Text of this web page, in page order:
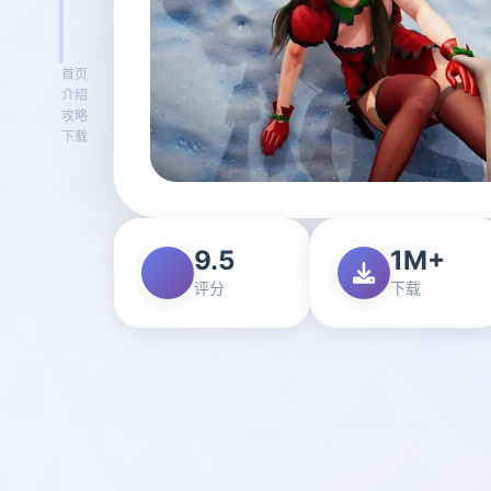
首页
介绍
攻略
下载
9.5
评分
1M+
下载